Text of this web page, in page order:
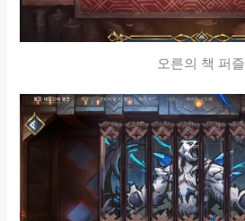
오른의 책 퍼즐